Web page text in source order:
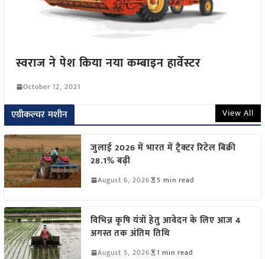
स्वराज ने पेश किया नया कम्बाइन हार्वेस्टर
October 12, 2021
एग्रीकल्चर मशीन View All
जुलाई 2026 में भारत में ट्रैक्टर रिटेल बिक्री
28.1% बढ़ी
August 6, 2026 5 min read
विभिन्न कृषि यंत्रों हेतु आवेदन के लिए आज 4
अगस्त तक अंतिम तिथि
August 5, 2026 1 min read